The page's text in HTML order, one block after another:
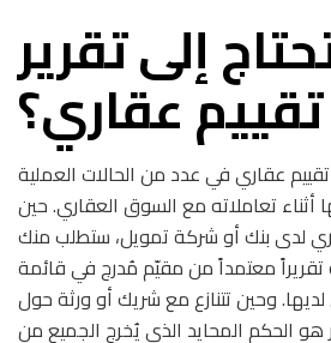
إلى تقرير
تقييم عقاري؟
عقاري في عدد من الحالات العملية
أثناء تعاملاته مع السوق العقاري. حين
لدى بنك أو شركة تمويل، ستطلب منك
تقريراً معتمداً من مقيّم مُدرج في قائمة
وحين تتنازع مع شريك أو ورثة حول
هو الحكم المحايد الذي يُخرج الجميع من